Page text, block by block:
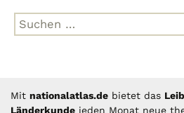
Suche
nach:
Mit nationalatlas.de bietet das
Länderkunde jeden Monat neue